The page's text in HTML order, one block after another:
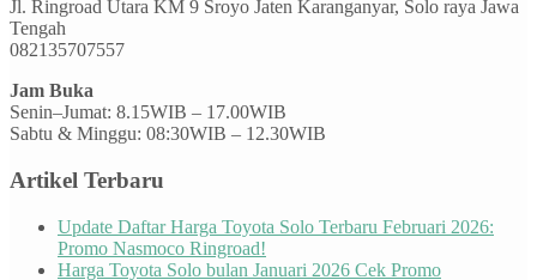
Jl. Ringroad Utara KM 9 Sroyo Jaten Karanganyar, Solo raya Jawa
Tengah
082135707557
Jam Buka
Senin–Jumat: 8.15WIB – 17.00WIB
Sabtu & Minggu: 08:30WIB – 12.30WIB
Artikel Terbaru
Update Daftar Harga Toyota Solo Terbaru Februari 2026:
Promo Nasmoco Ringroad!
Harga Toyota Solo bulan Januari 2026 Cek Promo